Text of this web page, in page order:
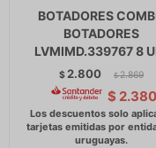
BOTADORES
BOTADORES
LVMIMD.339767 8
$ 2.800 $ 2.869
$ 2.380